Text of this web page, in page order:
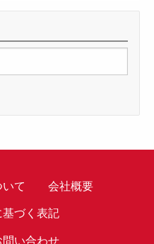
て
会社概要
づく表記
問い合わせ